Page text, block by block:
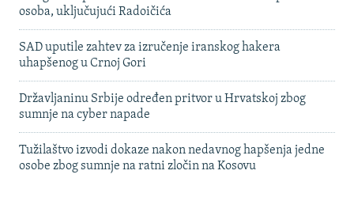
osoba, uključujući Radoičića
SAD uputile zahtev za izručenje iranskog hakera
uhapšenog u Crnoj Gori
Državljaninu Srbije određen pritvor u Hrvatskoj zbog
sumnje na cyber napade
Tužilaštvo izvodi dokaze nakon nedavnog hapšenja jedne
osobe zbog sumnje na ratni zločin na Kosovu